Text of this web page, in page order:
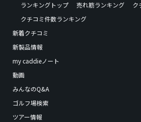
ランキングトップ
売れ筋ランキング
ク
クチコミ件数ランキング
新着クチコミ
新製品情報
my caddieノート
動画
みんなのQ&A
ゴルフ場検索
ツアー情報